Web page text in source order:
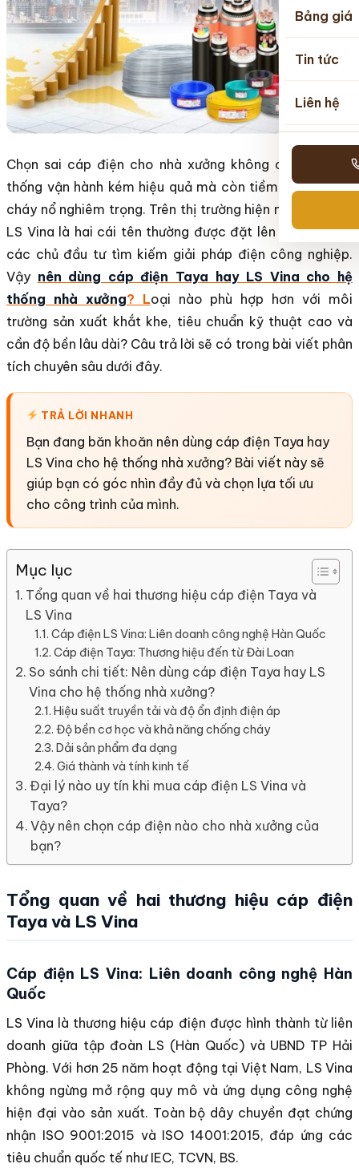
Bảng giá
Tin tức
Liên hệ
Chọn sai cáp điện cho nhà xưởng không chỉ khiến hệ
thống vận hành kém hiệu quả mà còn tiềm ẩn nguy cơ
cháy nổ nghiêm trọng. Trên thị trường hiện nay, Taya và
LS Vina là hai cái tên thường được đặt lên bàn cân khi
các chủ đầu tư tìm kiếm giải pháp điện công nghiệp.
Vậy nên dùng cáp điện Taya hay LS Vina cho hệ
thống nhà xưởng? Loại nào phù hợp hơn với môi
trường sản xuất khắt khe, tiêu chuẩn kỹ thuật cao và
cần độ bền lâu dài? Câu trả lời sẽ có trong bài viết phân
tích chuyên sâu dưới đây.
TRẢ LỜI NHANH
Bạn đang băn khoăn nên dùng cáp điện Taya hay
LS Vina cho hệ thống nhà xưởng? Bài viết này sẽ
giúp bạn có góc nhìn đầy đủ và chọn lựa tối ưu
cho công trình của mình.
Mục lục
Tổng quan về hai thương hiệu cáp điện Taya và
LS Vina
Cáp điện LS Vina: Liên doanh công nghệ Hàn Quốc
Cáp điện Taya: Thương hiệu đến từ Đài Loan
So sánh chi tiết: Nên dùng cáp điện Taya hay LS
Vina cho hệ thống nhà xưởng?
Hiệu suất truyền tải và độ ổn định điện áp
Độ bền cơ học và khả năng chống cháy
Dải sản phẩm đa dạng
Giá thành và tính kinh tế
Đại lý nào uy tín khi mua cáp điện LS Vina và
Taya?
Vậy nên chọn cáp điện nào cho nhà xưởng của
bạn?
Tổng quan về hai thương hiệu cáp điện
Taya và LS Vina
Cáp điện LS Vina: Liên doanh công nghệ Hàn
Quốc
LS Vina là thương hiệu cáp điện được hình thành từ liên
doanh giữa tập đoàn LS (Hàn Quốc) và UBND TP Hải
Phòng. Với hơn 25 năm hoạt động tại Việt Nam, LS Vina
không ngừng mở rộng quy mô và ứng dụng công nghệ
hiện đại vào sản xuất. Toàn bộ dây chuyền đạt chứng
nhận ISO 9001:2015 và ISO 14001:2015, đáp ứng các
tiêu chuẩn quốc tế như IEC, TCVN, BS.